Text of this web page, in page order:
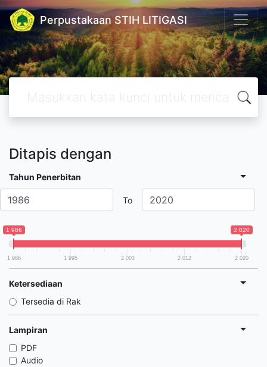
Perpustakaan STIH LITIGASI
Ditapis dengan
Tahun Penerbitan
To
1 986 2 020
1 986 1 995 2 003 2 012 2 020
Ketersediaan
Tersedia di Rak
Lampiran
PDF
Audio